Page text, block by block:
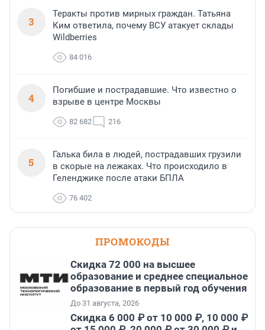
3
Теракты против мирных граждан. Татьяна
Ким ответила, почему ВСУ атакует склады
Wildberries
84 016
4
Погибшие и пострадавшие. Что известно о
взрыве в центре Москвы
82 682 216
5
Галька била в людей, пострадавших грузили
в скорые на лежаках. Что происходило в
Геленджике после атаки БПЛА
76 402
ПРОМОКОДЫ
Скидка 72 000 на высшее
образование и среднее специальное
образование в первый год обучения
До 31 августа, 2026
Скидка 6 000 ₽ от 10 000 ₽, 10 000 ₽